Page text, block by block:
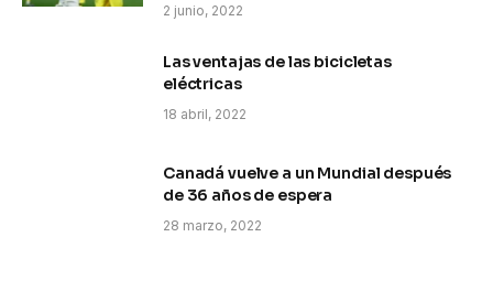
2 junio, 2022
Las ventajas de las bicicletas
eléctricas
18 abril, 2022
Canadá vuelve a un Mundial después
de 36 años de espera
28 marzo, 2022